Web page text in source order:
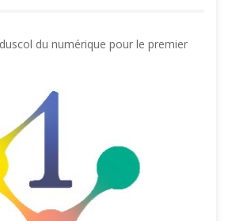
du numérique pour le premier